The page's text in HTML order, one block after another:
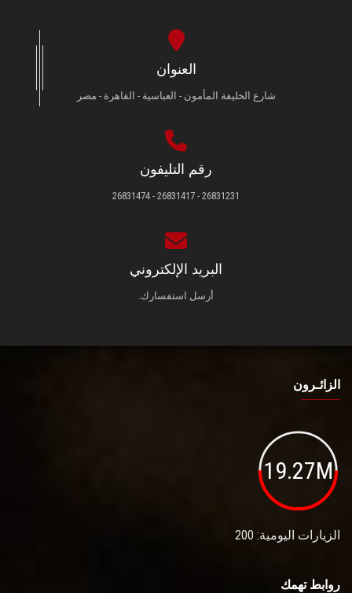
العنوان
شارع الخليفة المأمون - العباسية - القاهرة - مصر
رقم التليفون
26831231 - 26831417 - 26831474
البريد الإلكتروني
أرسل استفسارك.
الزائـرون
19.27M
الزيارات اليومية: 200
روابط تهمك